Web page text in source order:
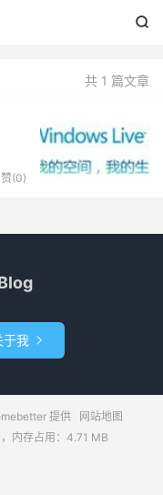

共 1 篇文章
赞(0)
于我 
提供
网站地图
内存占用：4.71 MB